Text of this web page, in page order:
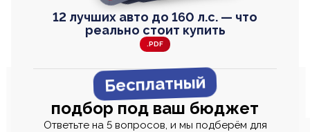
12 лучших авто до 160 л.с. — что
реально стоит купить
.PDF
Бесплатный
подбор под ваш бюджет
Ответьте на 5 вопросов, и мы подберём для